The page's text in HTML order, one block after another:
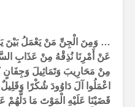
… وَمِنَ الْجِنِّ مَنْ يَعْمَلُ بَيْنَ
عَنْ أَمْرِنَا نُذِقْهُ مِنْ عَذَابِ
مِنْ مَحَارِيبَ وَتَمَاثِيلَ
قَضَيْنَا عَلَيْهِ الْمَوْتَ مَا دَلَّهُمْ